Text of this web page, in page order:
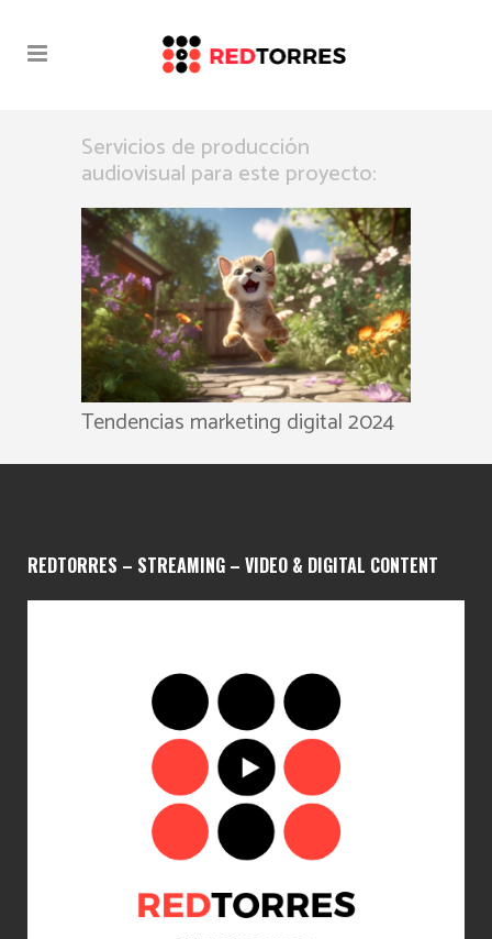
DIGITAL-2024-REDTORRES
Servicios de producción
audiovisual para este proyecto:
Tendencias marketing digital 2024
REDTORRES – STREAMING – VIDEO & DIGITAL CONTENT